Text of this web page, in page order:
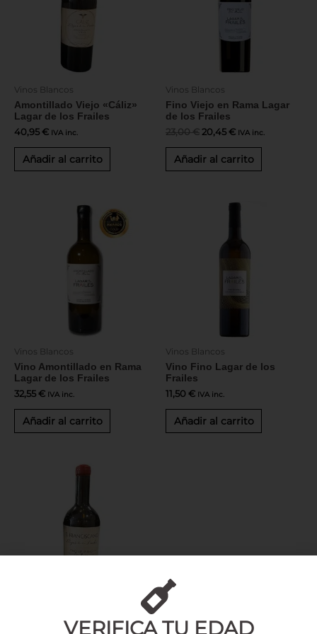
Vinos Blancos
Amontillado Viejo «Cáliz»
Lagar de los Frailes
40,95 € IVA inc.
Añadir al carrito
Vinos Blancos
Fino Viejo en Rama Lagar
de los Frailes
23,00€ 20,45 € IVA inc.
Añadir al carrito
Vinos Blancos
Vino Amontillado en Rama
Lagar de los Frailes
32,55 € IVA inc.
Añadir al carrito
Vinos Blancos
Vino Fino Lagar de los
Frailes
11,50 € IVA inc.
Añadir al carrito
Vino Fino Viejísimo «El
VERIFICA TU EDAD